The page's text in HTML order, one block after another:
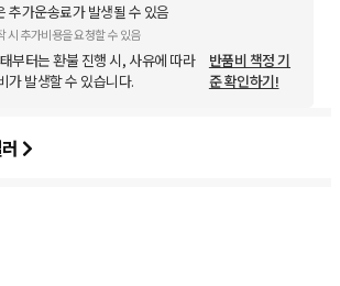
추가운송료가 발생될 수 있음
시 추가비용을 요청할 수 있음
부터는 환불 진행 시, 사유에 따라
가 발생할 수 있습니다.
반품비 책정 기
준 확인하기!